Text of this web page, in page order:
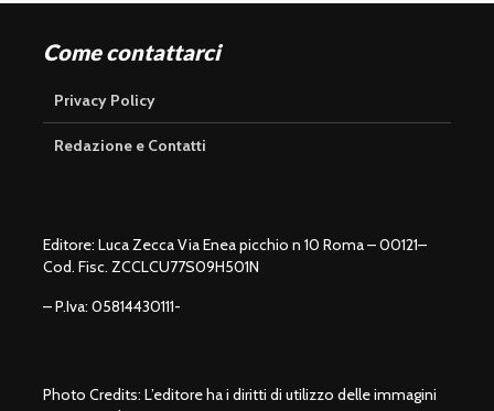
Come contattarci
Privacy Policy
Redazione e Contatti
Editore: Luca Zecca Via Enea picchio n 10 Roma – 00121–
Cod. Fisc. ZCCLCU77S09H501N
– P.Iva: 05814430111-
Photo Credits: L’editore ha i diritti di utilizzo delle immagini